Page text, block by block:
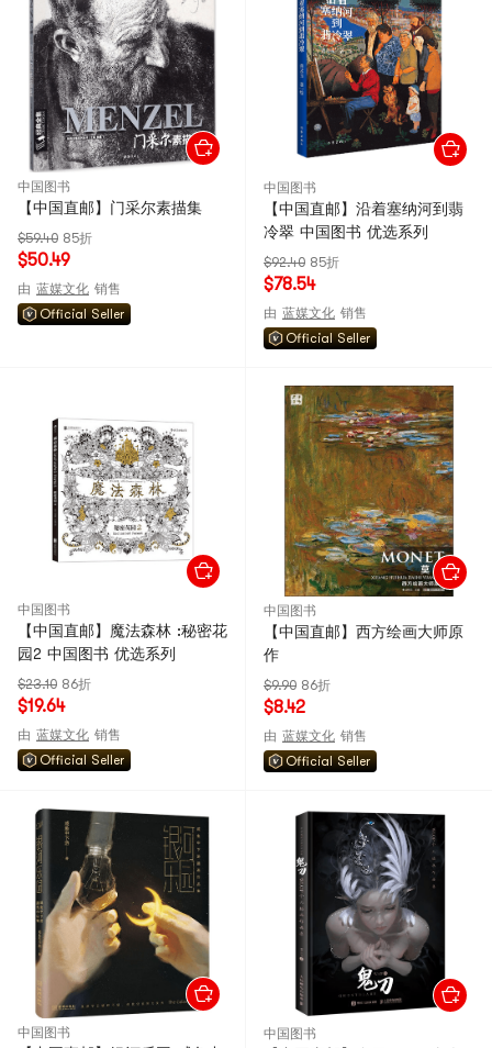
中国图书
【中国直邮】门采尔素描集
$59.40 85折
$50.49
由 蓝媒文化 销售
Official Seller
中国图书
【中国直邮】沿着塞纳河到翡
冷翠 中国图书 优选系列
$92.40 85折
$78.54
由 蓝媒文化 销售
Official Seller
中国图书
【中国直邮】魔法森林 :秘密花
园2 中国图书 优选系列
$23.10 86折
$19.64
由 蓝媒文化 销售
Official Seller
中国图书
【中国直邮】西方绘画大师原
作
$9.90 86折
$8.42
由 蓝媒文化 销售
Official Seller
中国图书 中国图书